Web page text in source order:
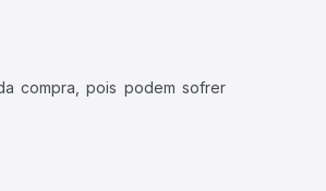
compra, pois podem sofrer